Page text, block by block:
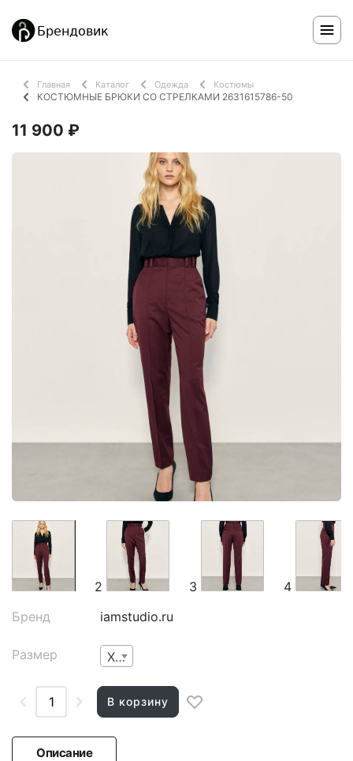
Главная Каталог Одежда Костюмы
КОСТЮМНЫЕ БРЮКИ СО СТРЕЛКАМИ 2631615786-50
11 900 ₽
2 3
4
Бренд
iamstudio.ru
Размер XS
В корзину
Описание